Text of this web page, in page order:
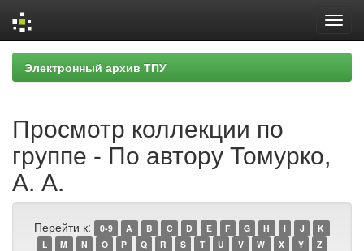
Skip
navigation
Электронный архив ТПУ
Просмотр коллекции по
группе - По автору Томурко,
А. А.
Перейти к: 0-9 A B C D E F G H I J
K
L
M N O P Q R S T U V W X Y Z